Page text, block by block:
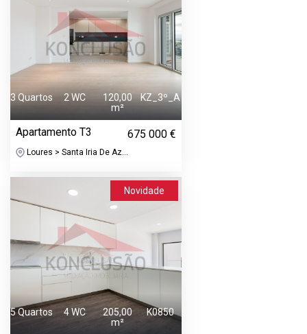
3 Quartos 2 WC
120,00
m²
KZ_3º_A
Apartamento T3 675 000 €
Loures > Santa Iria De Az...
Novidade
5 Quartos 4 WC
205,00
m²
K0850